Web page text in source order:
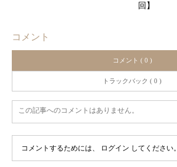
回】
コメント
コメント ( 0 )
トラックバック ( 0 )
この記事へのコメントはありません。
コメントするためには、 ログイン してください。